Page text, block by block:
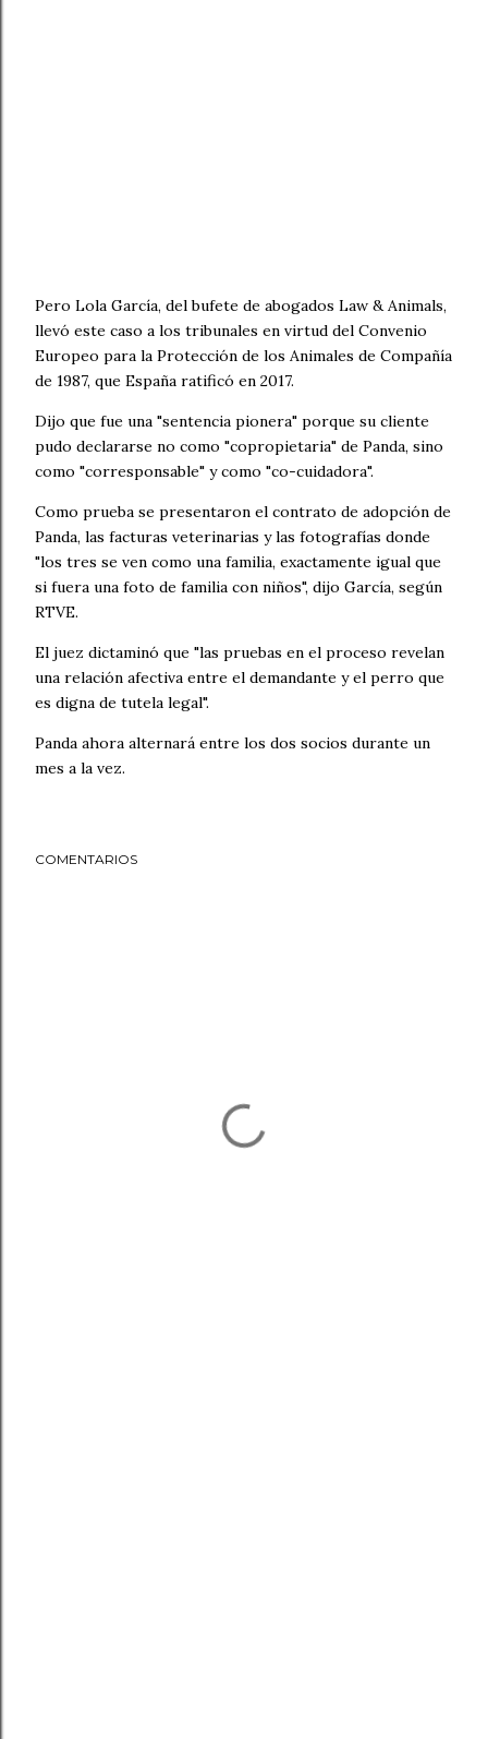
Pero Lola García, del bufete de abogados Law & Animals,
llevó este caso a los tribunales en virtud del Convenio
Europeo para la Protección de los Animales de Compañía
de 1987, que España ratificó en 2017.
Dijo que fue una "sentencia pionera" porque su cliente
pudo declararse no como "copropietaria" de Panda, sino
como "corresponsable" y como "co-cuidadora".
Como prueba se presentaron el contrato de adopción de
Panda, las facturas veterinarias y las fotografías donde
"los tres se ven como una familia, exactamente igual que
si fuera una foto de familia con niños", dijo García, según
RTVE.
El juez dictaminó que "las pruebas en el proceso revelan
una relación afectiva entre el demandante y el perro que
es digna de tutela legal".
Panda ahora alternará entre los dos socios durante un
mes a la vez.
COMENTARIOS